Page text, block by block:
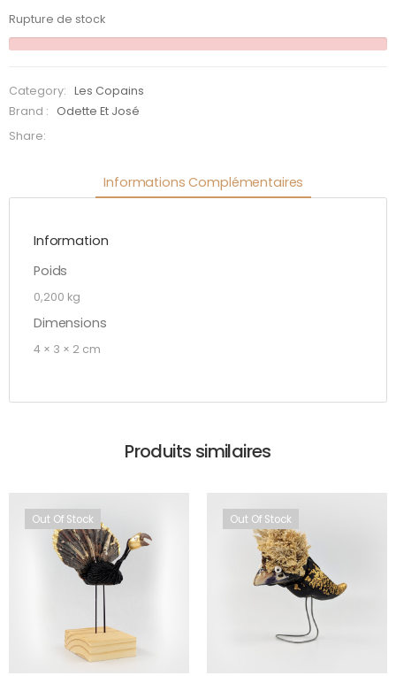
Rupture de stock
Category:
Les Copains
Brand :
Odette Et José
Share:
Informations Complémentaires
Information
Poids
0,200 kg
Dimensions
4 × 3 × 2 cm
Produits similaires
Out Of Stock Out Of Stock